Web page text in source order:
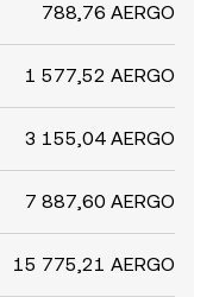
788,76 AERGO
1 577,52 AERGO
3 155,04 AERGO
7 887,60 AERGO
15 775,21 AERGO